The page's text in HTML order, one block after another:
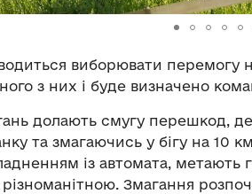
виборювати перемогу
з них і буде визначено
долають смугу перешкод,
та змагаючись у бігу на 10
із автомата,
Змагання